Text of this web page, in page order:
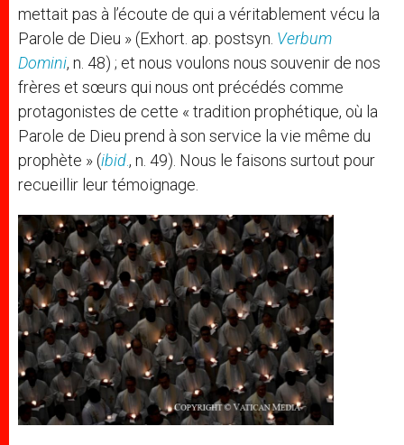
mettait pas à l’écoute de qui a véritablement vécu la
Parole de Dieu » (Exhort. ap. postsyn. Verbum
Domini, n. 48) ; et nous voulons nous souvenir de nos
frères et sœurs qui nous ont précédés comme
protagonistes de cette « tradition prophétique, où la
Parole de Dieu prend à son service la vie même du
prophète » (ibid, n. 49). Nous le faisons surtout pour
recueillir leur témoignage.